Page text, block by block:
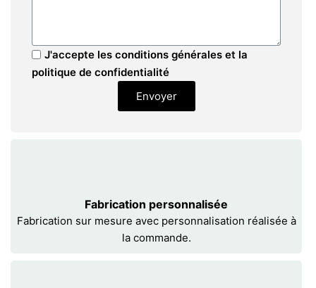
J'accepte les conditions générales et la
politique de confidentialité
Envoyer
Fabrication personnalisée
Fabrication sur mesure avec personnalisation réalisée à
la commande.